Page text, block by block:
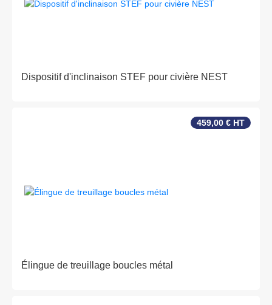
Dispositif d'inclinaison STEF pour civière NEST
459,00 € HT
Élingue de treuillage boucles métal